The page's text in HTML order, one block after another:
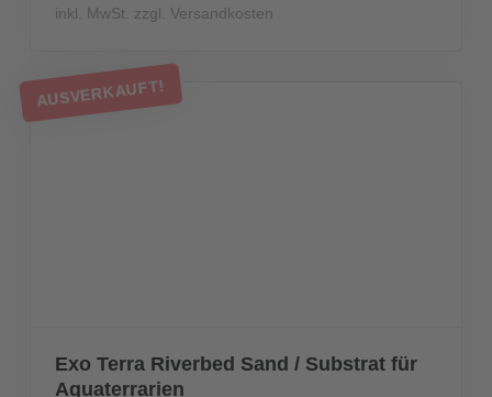
inkl. MwSt. zzgl. Versandkosten
Exo Terra Riverbed Sand / Substrat für
Aquaterrarien
AUSVERKAUFT!